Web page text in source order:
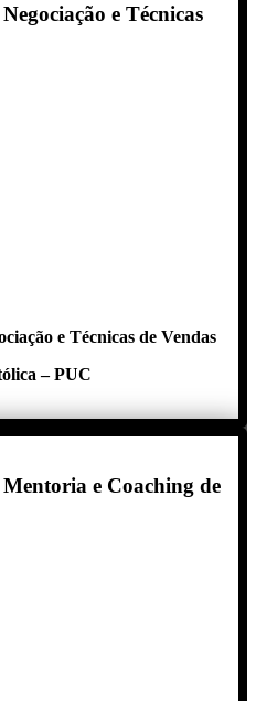
e Técnicas
e Técnicas de Vendas
– PUC
e Coaching de